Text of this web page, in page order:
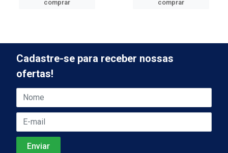
comprar comprar
Cadastre-se para receber nossas
ofertas!